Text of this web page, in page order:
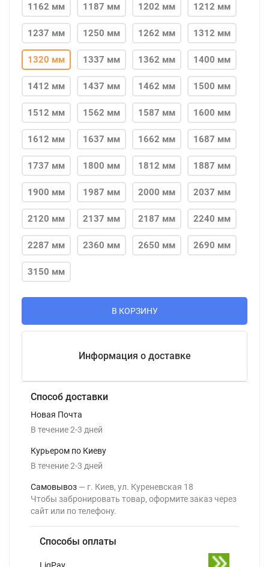
1162 мм 1187 мм 1202 мм 1212 мм
1237 мм 1250 мм 1262 мм 1312 мм
1320 мм 1337 мм 1362 мм 1400 мм
1412 мм 1437 мм 1462 мм 1500 мм
1512 мм 1562 мм 1587 мм 1600 мм
1612 мм 1637 мм 1662 мм 1687 мм
1737 мм 1800 мм 1812 мм 1887 мм
1900 мм 1987 мм 2000 мм 2037 мм
2120 мм 2137 мм 2187 мм 2240 мм
2287 мм 2360 мм 2650 мм 2690 мм
3150 мм
В КОРЗИНУ
Информация о доставке
Способ доставки
Новая Почта
В течение2-3 дней
Курьером по Киеву
В течение2-3 дней
Самовывоз
г. Киев, ул. Куреневская 18
Чтобы забронировать товар, оформите заказ через
сайт или по телефону.
Способы оплаты
LiqPay